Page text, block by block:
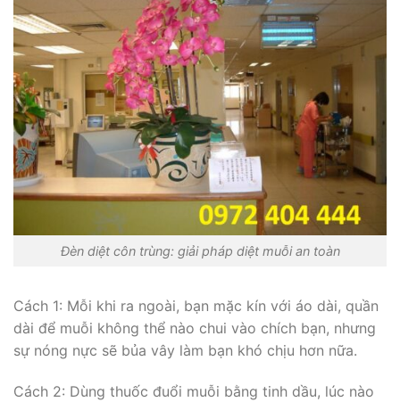
Đèn diệt côn trùng: giải pháp diệt muỗi an toàn
Cách 1: Mỗi khi ra ngoài, bạn mặc kín với áo dài, quần
dài để muỗi không thể nào chui vào chích bạn, nhưng
sự nóng nực sẽ bủa vây làm bạn khó chịu hơn nữa.
Cách 2: Dùng thuốc đuổi muỗi bằng tinh dầu, lúc nào